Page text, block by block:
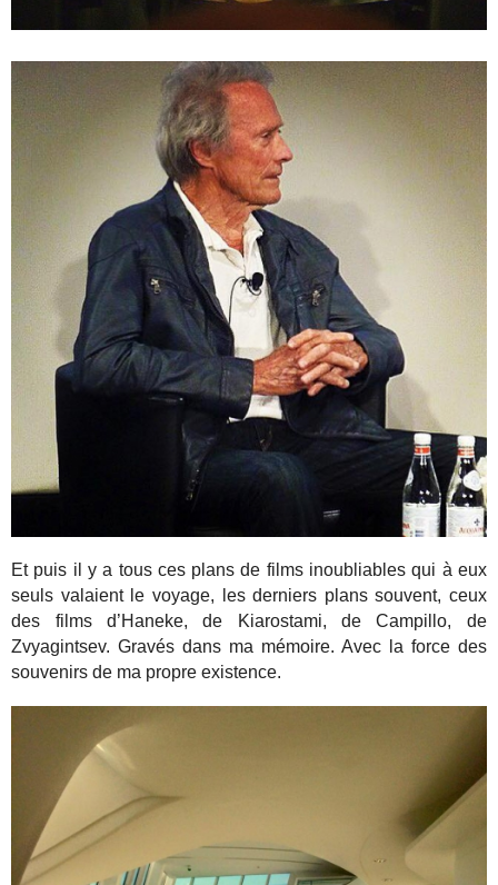
Et puis il y a tous ces plans de films inoubliables qui à eux
seuls valaient le voyage, les derniers plans souvent, ceux
des films d’Haneke, de Kiarostami, de Campillo, de
Zvyagintsev. Gravés dans ma mémoire. Avec la force des
souvenirs de ma propre existence.